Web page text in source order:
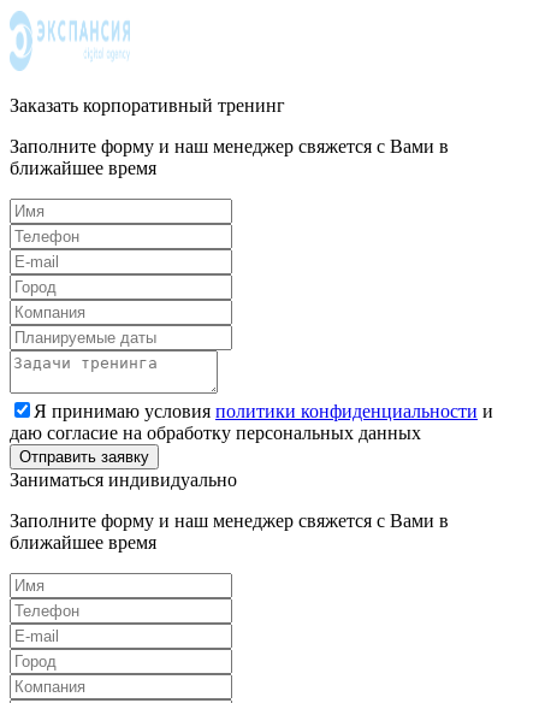
Заказать корпоративный тренинг
Заполните форму и наш менеджер свяжется с Вами в
ближайшее время
Я принимаю условия политики конфиденциальности и
даю согласие на обработку персональных данных
Заниматься индивидуально
Заполните форму и наш менеджер свяжется с Вами в
ближайшее время